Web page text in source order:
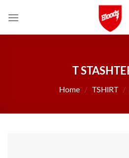
T
Home / TSHIRT /